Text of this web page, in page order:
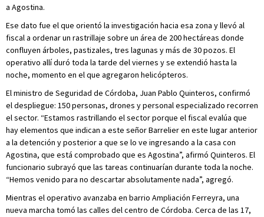
a Agostina.
Ese dato fue el que orientó la investigación hacia esa zona y llevó al
fiscal a ordenar un rastrillaje sobre un área de 200 hectáreas donde
confluyen árboles, pastizales, tres lagunas y más de 30 pozos. El
operativo allí duró toda la tarde del viernes y se extendió hasta la
noche, momento en el que agregaron helicópteros.
El ministro de Seguridad de Córdoba, Juan Pablo Quinteros, confirmó
el despliegue: 150 personas, drones y personal especializado recorren
el sector. “Estamos rastrillando el sector porque el fiscal evalúa que
hay elementos que indican a este señor Barrelier en este lugar anterior
a la detención y posterior a que se lo ve ingresando a la casa con
Agostina, que está comprobado que es Agostina”, afirmó Quinteros. El
funcionario subrayó que las tareas continuarían durante toda la noche.
“Hemos venido para no descartar absolutamente nada”, agregó.
Mientras el operativo avanzaba en barrio Ampliación Ferreyra, una
nueva marcha tomó las calles del centro de Córdoba. Cerca de las 17,